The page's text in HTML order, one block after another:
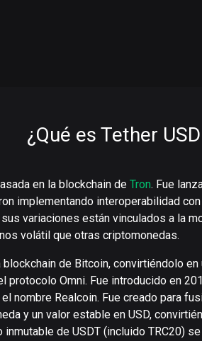
¿Qué es Tether
en la blockchain de Tron. Fue
implementando interoperabilidad
variaciones están vinculados a la
volátil que otras criptomonedas.
de Bitcoin, convirtiéndolo en
protocolo Omni. Fue introducido en
nombre Realcoin. Fue creado para
y un valor estable en USD,
de USDT (incluido TRC20)